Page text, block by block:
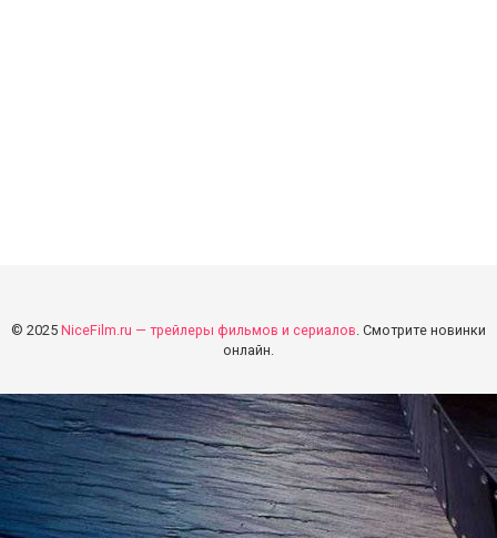
© 2025 NiceFilm.ru — трейлеры фильмов и сериалов. Смотрите новинки
онлайн.